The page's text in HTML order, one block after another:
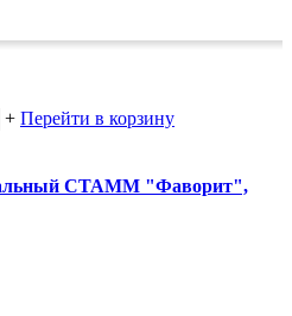
+ Перейти в корзину
СТАММ "Фаворит",